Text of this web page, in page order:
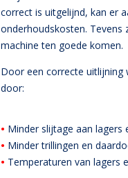
correct is uitgelijnd, kan er
onderhoudskosten. Tevens
machine ten goede komen.
Door een correcte uitlijning
door:
• Minder slijtage aan lagers
• Minder trillingen en
• Temperaturen van lagers